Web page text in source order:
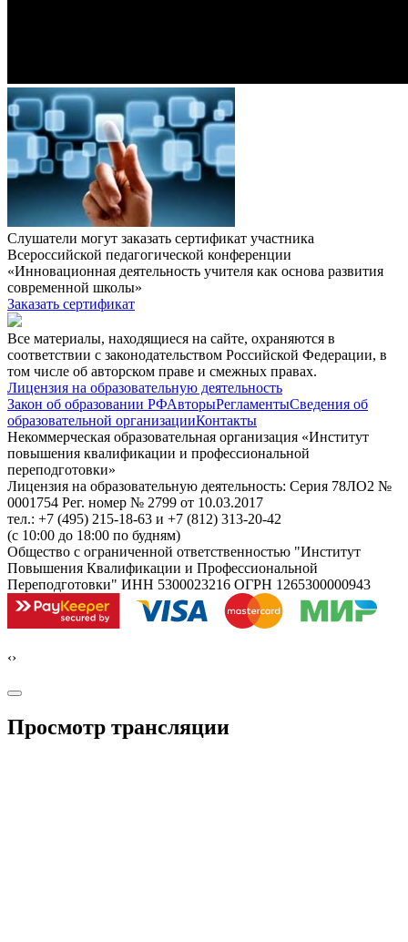
Слушатели могут заказать сертификат участника
Всероссийской педагогической конференции
«Инновационная деятельность учителя как основа развития
современной школы»
Заказать сертификат
Все материалы, находящиеся на сайте, охраняются в
соответствии с законодательством Российской Федерации, в
том числе об авторском праве и смежных правах.
Лицензия на образовательную деятельность
Закон об образовании РФАвторыРегламентыСведения об
образовательной организацииКонтакты
Некоммерческая образовательная организация «Институт
повышения квалификации и профессиональной
переподготовки»
Лицензия на образовательную деятельность: Серия 78ЛО2 №
0001754 Рег. номер № 2799 от 10.03.2017
тел.: +7 (495) 215-18-63 и +7 (812) 313-20-42
(с 10:00 до 18:00 по будням)
Общество с ограниченной ответственностью "Институт
Повышения Квалификации и Профессиональной
Переподготовки" ИНН 5300023216 ОГРН 1265300000943
‹›
Просмотр трансляции